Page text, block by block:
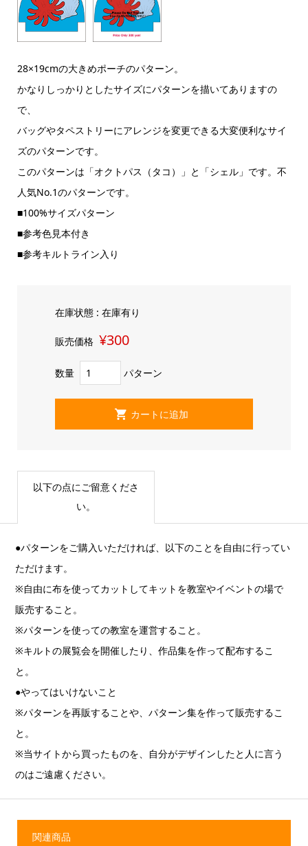
28×19cmの大きめポーチのパターン。
かなりしっかりとしたサイズにパターンを描いてありますの
で、
バッグやタペストリーにアレンジを変更できる大変便利なサイ
ズのパターンです。
このパターンは「オクトパス（タコ）」と「シェル」です。不
人気No.1のパターンです。
■100%サイズパターン
■参考色見本付き
■参考キルトライン入り
在庫状態 : 在庫有り
販売価格 ¥300
数量 パターン
以下の点にご留意くださ
い。
●パターンをご購入いただければ、以下のことを自由に行ってい
ただけます。
※自由に布を使ってカットしてキットを教室やイベントの場で
販売すること。
※パターンを使っての教室を運営すること。
※キルトの展覧会を開催したり、作品集を作って配布するこ
と。
●やってはいけないこと
※パターンを再販することや、パターン集を作って販売するこ
と。
※当サイトから買ったものを、自分がデザインしたと人に言う
のはご遠慮ください。
関連商品